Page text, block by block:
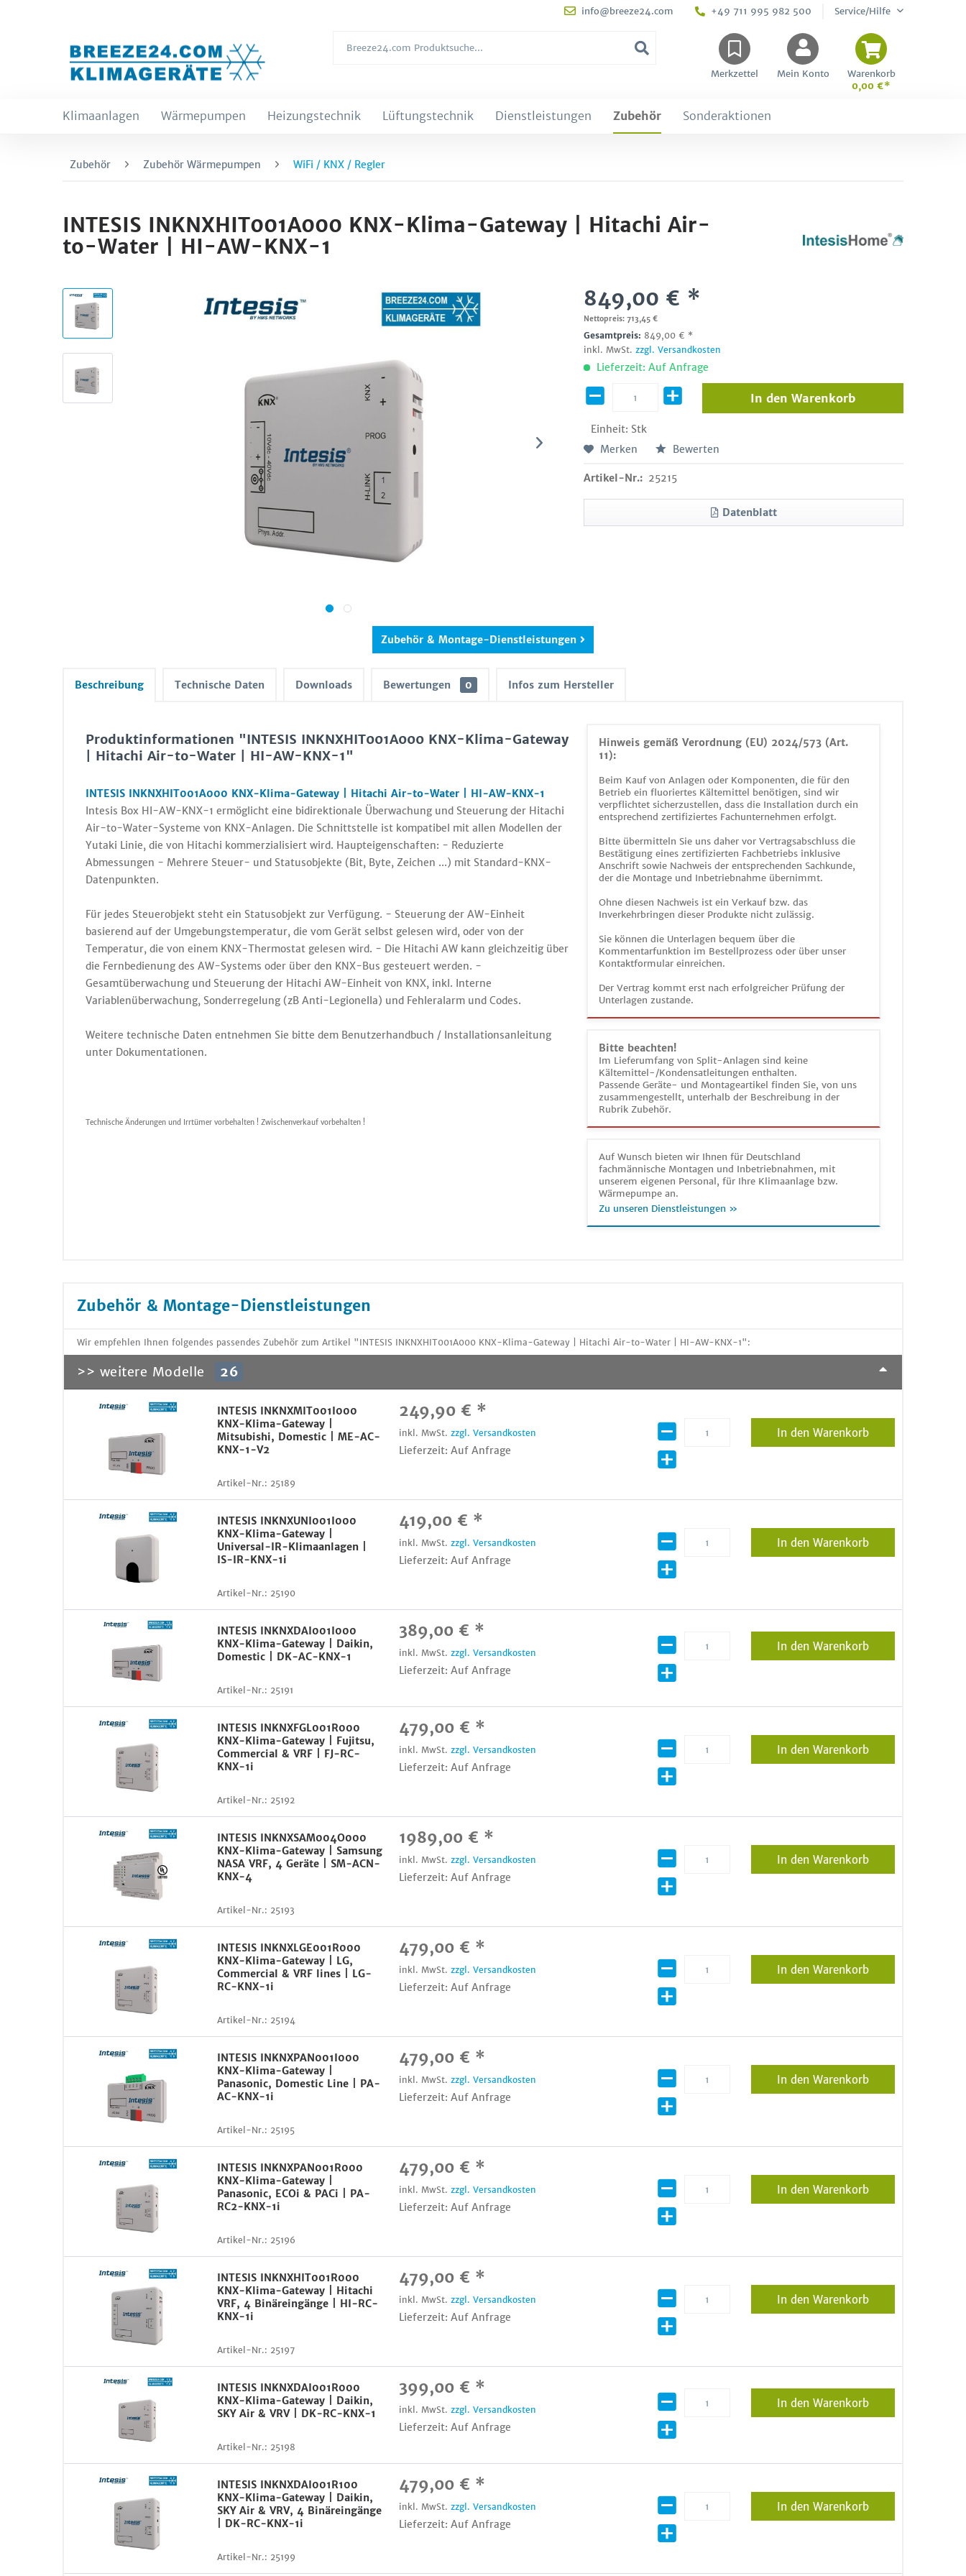
info@breeze24.com +49 711 995 982 500 Service/Hilfe
Merkzettel Mein Konto
Warenkorb
0,00 €*
Klimaanlagen Wärmepumpen Heizungstechnik Lüftungstechnik Dienstleistungen Zubehör Sonderaktionen
Zubehör Zubehör Wärmepumpen WiFi / KNX / Regler
INTESIS INKNXHIT001A000 KNX-Klima-Gateway | Hitachi Air-
to-Water | HI-AW-KNX-1
849,00 € *
Nettopreis: 713,45 €
Gesamtpreis: 849,00 € *
inkl. MwSt.zzgl. Versandkosten
Lieferzeit: Auf Anfrage
Einheit: Stk
In den Warenkorb
Merken Bewerten
Artikel-Nr.: 25215
Datenblatt
Zubehör & Montage-Dienstleistungen
Beschreibung Technische Daten Downloads Bewertungen 0 Infos zum Hersteller
Hinweis gemäß Verordnung (EU) 2024/573 (Art.
11):
Beim Kauf von Anlagen oder Komponenten, die für den
Betrieb ein fluoriertes Kältemittel benötigen, sind wir
verpflichtet sicherzustellen, dass die Installation durch ein
entsprechend zertifiziertes Fachunternehmen erfolgt.
Bitte übermitteln Sie uns daher vor Vertragsabschluss die
Bestätigung eines zertifizierten Fachbetriebs inklusive
Anschrift sowie Nachweis der entsprechenden Sachkunde,
der die Montage und Inbetriebnahme übernimmt.
Ohne diesen Nachweis ist ein Verkauf bzw. das
Inverkehrbringen dieser Produkte nicht zulässig.
Sie können die Unterlagen bequem über die
Kommentarfunktion im Bestellprozess oder über unser
Kontaktformular einreichen.
Der Vertrag kommt erst nach erfolgreicher Prüfung der
Unterlagen zustande.
Bitte beachten!
Im Lieferumfang von Split-Anlagen sind keine
Kältemittel-/Kondensatleitungen enthalten.
Passende Geräte- und Montageartikel finden Sie, von uns
zusammengestellt, unterhalb der Beschreibung in der
Rubrik Zubehör.
Auf Wunsch bieten wir Ihnen für Deutschland
fachmännische Montagen und Inbetriebnahmen, mit
unserem eigenen Personal, für Ihre Klimaanlage bzw.
Wärmepumpe an.
Zu unseren Dienstleistungen »
Produktinformationen "INTESIS INKNXHIT001A000 KNX-Klima-Gateway
| Hitachi Air-to-Water | HI-AW-KNX-1"
INTESIS INKNXHIT001A000 KNX-Klima-Gateway | Hitachi Air-to-Water | HI-AW-KNX-1
Intesis Box HI-AW-KNX-1 ermöglicht eine bidirektionale Überwachung und Steuerung der Hitachi
Air-to-Water-Systeme von KNX-Anlagen. Die Schnittstelle ist kompatibel mit allen Modellen der
Yutaki Linie, die von Hitachi kommerzialisiert wird. Haupteigenschaften: - Reduzierte
Abmessungen - Mehrere Steuer- und Statusobjekte (Bit, Byte, Zeichen ...) mit Standard-KNX-
Datenpunkten.
Für jedes Steuerobjekt steht ein Statusobjekt zur Verfügung. - Steuerung der AW-Einheit
basierend auf der Umgebungstemperatur, die vom Gerät selbst gelesen wird, oder von der
Temperatur, die von einem KNX-Thermostat gelesen wird. - Die Hitachi AW kann gleichzeitig über
die Fernbedienung des AW-Systems oder über den KNX-Bus gesteuert werden. -
Gesamtüberwachung und Steuerung der Hitachi AW-Einheit von KNX, inkl. Interne
Variablenüberwachung, Sonderregelung (zB Anti-Legionella) und Fehleralarm und Codes.
Weitere technische Daten entnehmen Sie bitte dem Benutzerhandbuch / Installationsanleitung
unter Dokumentationen.
Technische Änderungen und Irrtümer vorbehalten ! Zwischenverkauf vorbehalten !
Zubehör & Montage-Dienstleistungen
Wir empfehlen Ihnen folgendes passendes Zubehör zum Artikel "INTESIS INKNXHIT001A000 KNX-Klima-Gateway | Hitachi Air-to-Water | HI-AW-KNX-1":
>> weitere Modelle 26
INTESIS INKNXMIT001I000
KNX-Klima-Gateway |
Mitsubishi, Domestic | ME-AC-
KNX-1-V2
Artikel-Nr.: 25189
249,90 € *
inkl. MwSt.zzgl. Versandkosten
Lieferzeit: Auf Anfrage
In den Warenkorb
INTESIS INKNXUNI001I000
KNX-Klima-Gateway |
Universal-IR-Klimaanlagen |
IS-IR-KNX-1i
Artikel-Nr.: 25190
419,00 € *
inkl. MwSt.zzgl. Versandkosten
Lieferzeit: Auf Anfrage
In den Warenkorb
INTESIS INKNXDAI001I000
KNX-Klima-Gateway | Daikin,
Domestic | DK-AC-KNX-1
Artikel-Nr.: 25191
389,00 € *
inkl. MwSt.zzgl. Versandkosten
Lieferzeit: Auf Anfrage
In den Warenkorb
INTESIS INKNXFGL001R000
KNX-Klima-Gateway | Fujitsu,
Commercial & VRF | FJ-RC-
KNX-1i
Artikel-Nr.: 25192
479,00 € *
inkl. MwSt.zzgl. Versandkosten
Lieferzeit: Auf Anfrage
In den Warenkorb
INTESIS INKNXSAM004O000
KNX-Klima-Gateway | Samsung
NASA VRF, 4 Geräte | SM-ACN-
KNX-4
Artikel-Nr.: 25193
1989,00 € *
inkl. MwSt.zzgl. Versandkosten
Lieferzeit: Auf Anfrage
In den Warenkorb
INTESIS INKNXLGE001R000
KNX-Klima-Gateway | LG,
Commercial & VRF lines | LG-
RC-KNX-1i
Artikel-Nr.: 25194
479,00 € *
inkl. MwSt.zzgl. Versandkosten
Lieferzeit: Auf Anfrage
In den Warenkorb
INTESIS INKNXPAN001I000
KNX-Klima-Gateway |
Panasonic, Domestic Line | PA-
AC-KNX-1i
Artikel-Nr.: 25195
479,00 € *
inkl. MwSt.zzgl. Versandkosten
Lieferzeit: Auf Anfrage
In den Warenkorb
INTESIS INKNXPAN001R000
KNX-Klima-Gateway |
Panasonic, ECOi & PACi | PA-
RC2-KNX-1i
Artikel-Nr.: 25196
479,00 € *
inkl. MwSt.zzgl. Versandkosten
Lieferzeit: Auf Anfrage
In den Warenkorb
INTESIS INKNXHIT001R000
KNX-Klima-Gateway | Hitachi
VRF, 4 Binäreingänge | HI-RC-
KNX-1i
Artikel-Nr.: 25197
479,00 € *
inkl. MwSt.zzgl. Versandkosten
Lieferzeit: Auf Anfrage
In den Warenkorb
INTESIS INKNXDAI001R000
KNX-Klima-Gateway | Daikin,
SKY Air & VRV | DK-RC-KNX-1
Artikel-Nr.: 25198
399,00 € *
inkl. MwSt.zzgl. Versandkosten
Lieferzeit: Auf Anfrage
In den Warenkorb
INTESIS INKNXDAI001R100
KNX-Klima-Gateway | Daikin,
SKY Air & VRV, 4 Binäreingänge
| DK-RC-KNX-1i
Artikel-Nr.: 25199
479,00 € *
inkl. MwSt.zzgl. Versandkosten
Lieferzeit: Auf Anfrage
In den Warenkorb